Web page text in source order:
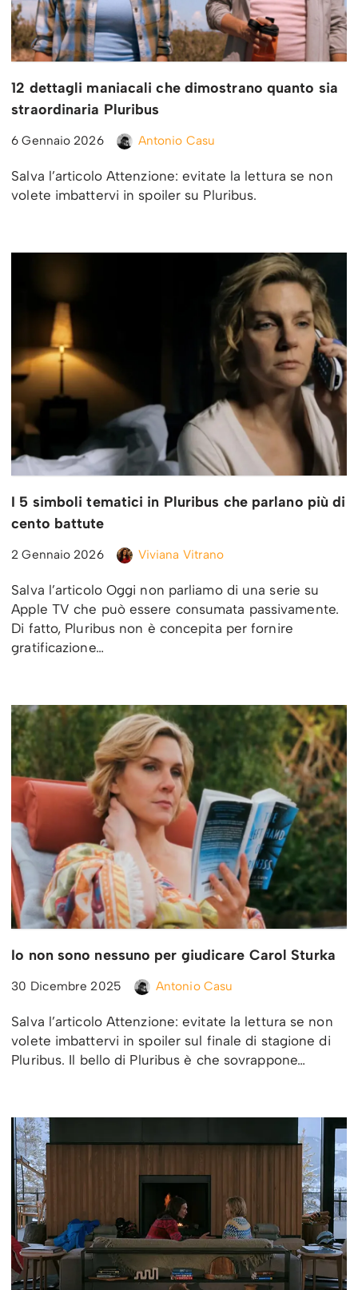
12 dettagli maniacali che dimostrano quanto sia
straordinaria Pluribus
6 Gennaio 2026 Antonio Casu
Salva l’articolo Attenzione: evitate la lettura se non
volete imbattervi in spoiler su Pluribus.
I 5 simboli tematici in Pluribus che parlano più di
cento battute
2 Gennaio 2026 Viviana Vitrano
Salva l’articolo Oggi non parliamo di una serie su
Apple TV che può essere consumata passivamente.
Di fatto, Pluribus non è concepita per fornire
gratificazione…
Io non sono nessuno per giudicare Carol Sturka
30 Dicembre 2025 Antonio Casu
Salva l’articolo Attenzione: evitate la lettura se non
volete imbattervi in spoiler sul finale di stagione di
Pluribus. Il bello di Pluribus è che sovrappone…